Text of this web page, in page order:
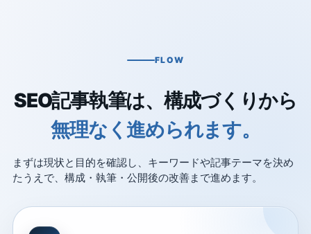
FLOW
SEO記事執筆は、構成づくりから
無理なく進められます。
まずは現状と目的を確認し、キーワードや記事テーマを決め
たうえで、構成・執筆・公開後の改善まで進めます。